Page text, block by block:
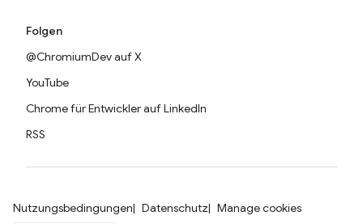
Folgen
@ChromiumDev auf X
YouTube
Chrome für Entwickler auf LinkedIn
RSS
Nutzungsbedingungen Datenschutz Manage cookies